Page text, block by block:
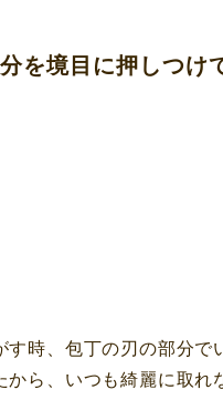
を境目に押しつけ
す時、包丁の刃の部分で
から、いつも綺麗に取れ